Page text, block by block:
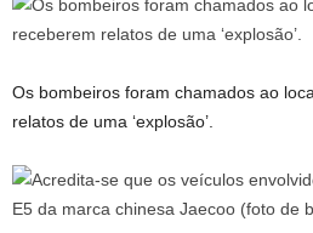
Os bombeiros foram chamados ao
relatos de uma ‘explosão’.